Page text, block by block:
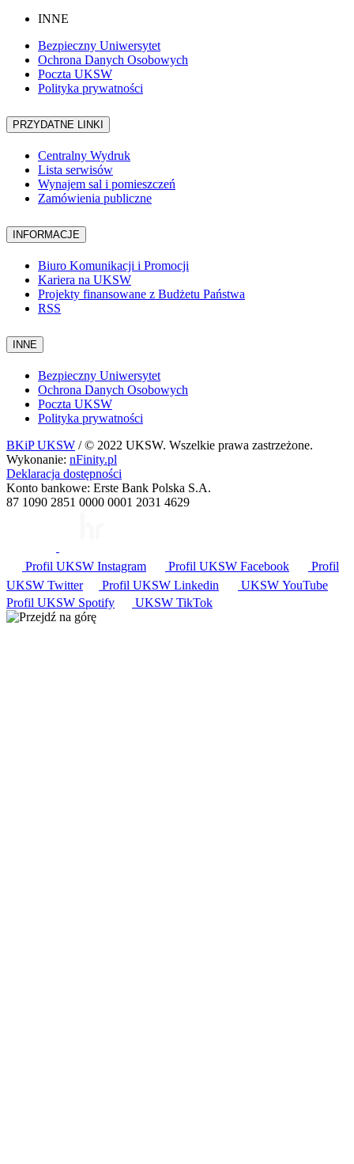
INNE
Bezpieczny Uniwersytet
Ochrona Danych Osobowych
Poczta UKSW
Polityka prywatności
PRZYDATNE LINKI
Centralny Wydruk
Lista serwisów
Wynajem sal i pomieszczeń
Zamówienia publiczne
INFORMACJE
Biuro Komunikacji i Promocji
Kariera na UKSW
Projekty finansowane z Budżetu Państwa
RSS
INNE
Bezpieczny Uniwersytet
Ochrona Danych Osobowych
Poczta UKSW
Polityka prywatności
BKiP UKSW / © 2022 UKSW. Wszelkie prawa zastrzeżone.
Wykonanie: nFinity.pl
Deklaracja dostępności
Konto bankowe: Erste Bank Polska S.A.
87 1090 2851 0000 0001 2031 4629
Profil UKSW Instagram Profil UKSW Facebook
Profil
UKSW Twitter Profil UKSW Linkedin UKSW YouTube
Profil UKSW Spotify UKSW TikTok